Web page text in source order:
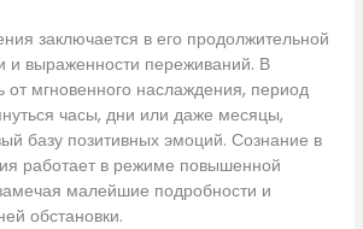
заключается в его продолжительной
и выраженности переживаний. В
от мгновенного наслаждения, период
часы, дни или даже месяцы,
базу позитивных эмоций. Сознание в
работает в режиме повышенной
малейшие подробности и
обстановки.